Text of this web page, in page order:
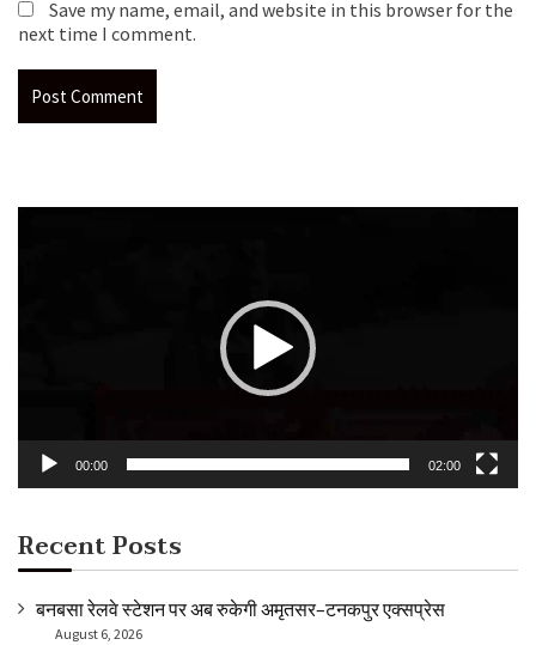
Save my name, email, and website in this browser for the
next time I comment.
00:00 02:00
Recent Posts
बनबसा रेलवे स्टेशन पर अब रुकेगी अमृतसर–टनकपुर एक्सप्रेस
August 6, 2026